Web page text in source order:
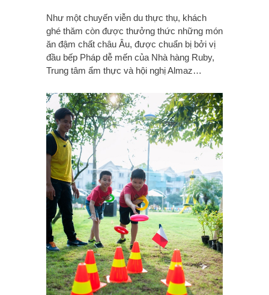
Như một chuyến viễn du thực thụ, khách
ghé thăm còn được thưởng thức những món
ăn đậm chất châu Âu, được chuẩn bị bởi vị
đầu bếp Pháp dễ mến của Nhà hàng Ruby,
Trung tâm ẩm thực và hội nghị Almaz…